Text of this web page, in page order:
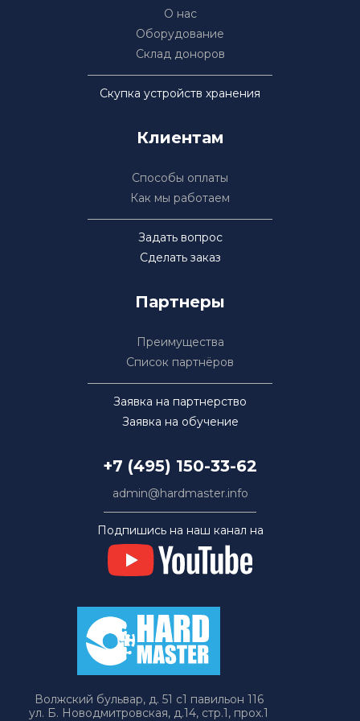
О нас
Оборудование
Склад доноров
Скупка устройств хранения
Клиентам
Способы оплаты
Как мы работаем
Задать вопрос
Сделать заказ
Партнеры
Преимущества
Список партнёров
Заявка на партнерство
Заявка на обучение
+7 (495) 150-33-62
admin@hardmaster.info
Подпишись на наш канал на
Волжский бульвар, д. 51 с1 павильон 116
ул. Б. Новодмитровская, д.14, стр.1, прох.1